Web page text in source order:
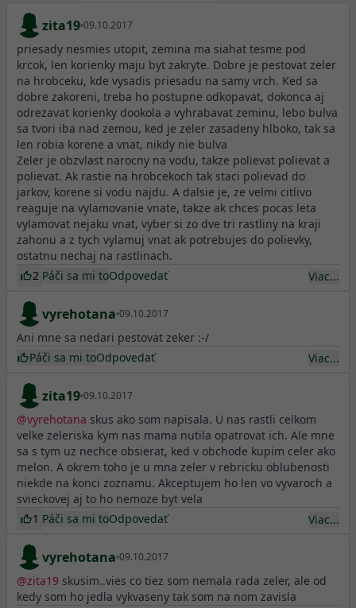
zita19 09.10.2017
priesady nesmies utopit, zemina ma siahat tesme pod
krcok, len korienky maju byt zakryte. Dobre je pestovat zeler
na hrobceku, kde vysadis priesadu na samy vrch. Ked sa
dobre zakoreni, treba ho postupne odkopavat, dokonca aj
odrezavat korienky dookola a vyhrabavat zeminu, lebo bulva
sa tvori iba nad zemou, ked je zeler zasadeny hlboko, tak sa
len robia korene a vnat, nikdy nie bulva
Zeler je obzvlast narocny na vodu, takze polievat polievat a
polievat. Ak rastie na hrobcekoch tak staci polievad do
jarkov, korene si vodu najdu. A dalsie je, ze velmi citlivo
reaguje na vylamovanie vnate, takze ak chces pocas leta
vylamovat nejaku vnat, vyber si zo dve tri rastliny na kraji
zahonu a z tych vylamuj vnat ak potrebujes do polievky,
ostatnu nechaj na rastlinach.
2 Páči sa mi toOdpovedať Viac...
vyrehotana 09.10.2017
Ani mne sa nedari pestovat zeker :-/
Páči sa mi toOdpovedať Viac...
zita19 09.10.2017
@vyrehotana skus ako som napisala. U nas rastli celkom
velke zeleriska kym nas mama nutila opatrovat ich. Ale mne
sa s tym uz nechce obsierat, ked v obchode kupim celer ako
melon. A okrem toho je u mna zeler v rebricku oblubenosti
niekde na konci zoznamu. Akceptujem ho len vo vyvaroch a
svieckovej aj to ho nemoze byt vela
1 Páči sa mi toOdpovedať Viac...
vyrehotana 09.10.2017
@zita19 skusim..vies co tiez som nemala rada zeler, ale od
kedy som ho jedla vykvaseny tak som na nom zavisla